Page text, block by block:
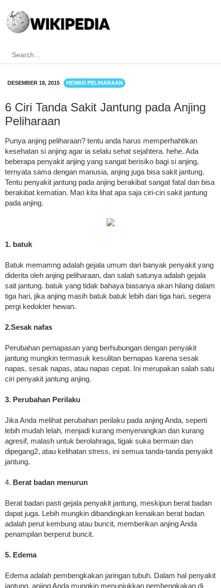
DESEMBER 18, 2015 HEWAN PELIHARAAN
6 Ciri Tanda Sakit Jantung pada Anjing
Peliharaan
Punya anjing peliharaan? tentu anda harus memperhahtikan
kesehatan si anjing agar ia selalu sehat sejahtera. hehe. Ada
beberapa penyakit anjing yang sangat berisiko bagi si anjing,
ternyata sama dengan manusia, anjing juga bisa sakit jantung.
Tentu penyakit jantung pada anjing berakibat sangat fatal dan bisa
berakibat kematian. Mari kita lihat apa saja ciri-ciri sakit jantung
pada anjing.
1. batuk
Batuk memamng adalah gejala umum dari banyak penyakit yang
diderita oleh anjing peliharaan, dan salah satunya adalah gejala
sait jantung. batuk yang tidak bahaya biasanya akan hilang dalam
tiga hari, jika anjing masih batuk batuk lebih dari tiga hari, segera
pergi kedokter hewan.
2.Sesak nafas
Perubahan pernapasan yang berhubungan dengan penyakit
jantung mungkin termasuk kesulitan bernapas karena sesak
napas, sesak napas, atau napas cepat. Ini merupakan salah satu
ciri penyakit jantung anjing.
3. Perubahan Perilaku
Jika Anda melihat perubahan perilaku pada anjing Anda, seperti
lebih mudah lelah, menjadi kurang menyenangkan dan kurang
agresif, malash untuk berolahraga, tigak suka bermain dan
dipegang2, atau kelihatan stress, ini semua tanda-tanda penyakit
jantung.
4. Berat badan menurun
Berat badan pasti gejala penyakit jantung, meskipun berat badan
dapat juga. Lebih mungkin dibandingkan kenaikan berat badan
adalah perut kembung atau buncit, memberikan anjing Anda
penampilan berperut buncit.
5. Edema
Edema adalah pembengkakan jaringan tubuh. Dalam hal penyakit
jantung, anjing Anda mungkin menunjukkan pembengkakan di